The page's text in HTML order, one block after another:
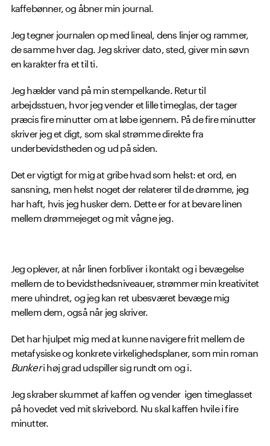
kaffebønner, og åbner min journal.
Jeg tegner journalen op med lineal, dens linjer og rammer,
de samme hver dag. Jeg skriver dato, sted, giver min søvn
en karakter fra et til ti.
Jeg hælder vand på min stempelkande. Retur til
arbejdsstuen, hvor jeg vender et lille timeglas, der tager
præcis fire minutter om at løbe igennem. På de fire minutter
skriver jeg et digt, som skal strømme direkte fra
underbevidstheden og ud på siden.
Det er vigtigt for mig at gribe hvad som helst: et ord, en
sansning, men helst noget der relaterer til de drømme, jeg
har haft, hvis jeg husker dem. Dette er for at bevare linen
mellem drømmejeget og mit vågne jeg.
Jeg oplever, at når linen forbliver i kontakt og i bevægelse
mellem de to bevidsthedsniveauer, strømmer min kreativitet
mere uhindret, og jeg kan ret ubesværet bevæge mig
mellem dem, også når jeg skriver.
Det har hjulpet mig med at kunne navigere frit mellem de
metafysiske og konkrete virkelighedsplaner, som min roman
Bunkeri høj grad udspiller sig rundt om og i.
Jeg skraber skummet af kaffen og vender igen timeglasset
på hovedet ved mit skrivebord. Nu skal kaffen hvile i fire
minutter.